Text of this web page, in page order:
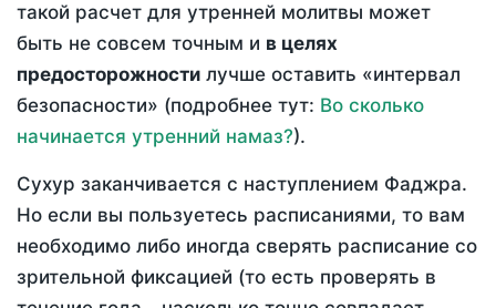
такой расчет для утренней молитвы может
быть не совсем точным и в целях
предосторожности лучше оставить «интервал
безопасности» (подробнее тут: Во сколько
начинается утренний намаз?).
Сухур заканчивается с наступлением Фаджра.
Но если вы пользуетесь расписаниями, то вам
необходимо либо иногда сверять расписание со
зрительной фиксацией (то есть проверять в